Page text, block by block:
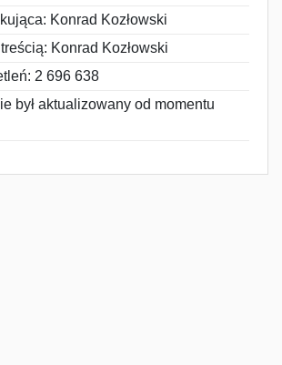
Konrad Kozłowski
Konrad Kozłowski
2 696 638
był aktualizowany od momentu